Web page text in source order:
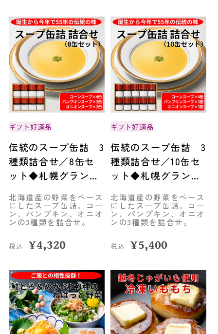
ギフト好適品
伝統のスープ缶詰 3
種類詰合せ／8缶セ
ット◆札幌グランド
北海道産の野菜をベース
にしたスープ缶詰。コー
ン、パンプキン、オニオ
ンの3種類を詰合せ。
税込 ¥4,320
ギフト好適品
伝統のスープ缶詰 3
種類詰合せ／10缶セ
ット◆札幌グランド
北海道産の野菜をベース
にしたスープ缶詰。コー
ン、パンプキン、オニオ
ンの3種類を詰合せ。
税込 ¥5,400